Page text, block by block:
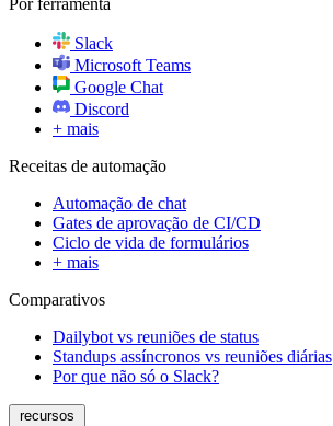
Por ferramenta
Slack
Microsoft Teams
Google Chat
Discord
+ mais
Receitas de automação
Automação de chat
Gates de aprovação de CI/CD
Ciclo de vida de formulários
+ mais
Comparativos
Dailybot vs reuniões de status
Standups assíncronos vs reuniões diárias
Por que não só o Slack?